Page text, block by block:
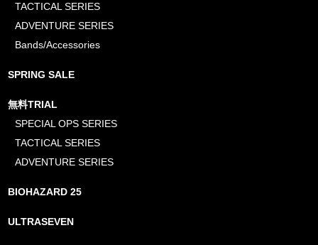
TACTICAL SERIES
ADVENTURE SERIES
Bands/Accessories
SPRING SALE
無料TRIAL
SPECIAL OPS SERIES
TACTICAL SERIES
ADVENTURE SERIES
BIOHAZARD 25
ULTRASEVEN